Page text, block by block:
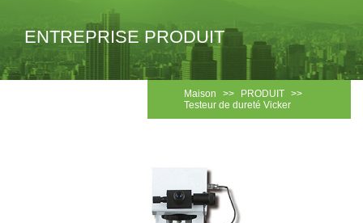
ENTREPRISE PRODUIT
Maison >> PRODUIT >>
Testeur de dureté Vicker